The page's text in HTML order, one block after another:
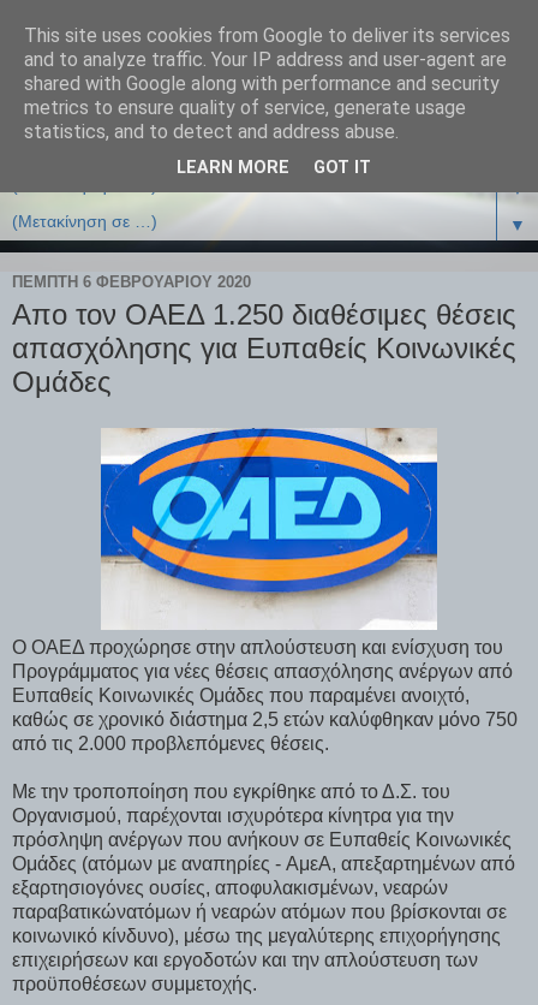
▼
▼
ΠΈΜΠΤΗ 6 ΦΕΒΡΟΥΑΡΊΟΥ 2020
Απο τον ΟΑΕΔ 1.250 διαθέσιμες θέσεις
απασχόλησης για Ευπαθείς Κοινωνικές
Ομάδες
Ο ΟΑΕΔ προχώρησε στην απλούστευση και ενίσχυση του
Προγράμματος για νέες θέσεις απασχόλησης ανέργων από
Ευπαθείς Κοινωνικές Ομάδες που παραμένει ανοιχτό,
καθώς σε χρονικό διάστημα 2,5 ετών καλύφθηκαν μόνο 750
από τις 2.000 προβλεπόμενες θέσεις.
Με την τροποποίηση που εγκρίθηκε από το Δ.Σ. του
Οργανισμού, παρέχονται ισχυρότερα κίνητρα για την
πρόσληψη ανέργων που ανήκουν σε Ευπαθείς Κοινωνικές
Ομάδες (ατόμων με αναπηρίες - AμεΑ, απεξαρτημένων από
εξαρτησιογόνες ουσίες, αποφυλακισμένων, νεαρών
παραβατικώνατόμων ή νεαρών ατόμων που βρίσκονται σε
κοινωνικό κίνδυνο), μέσω της μεγαλύτερης επιχορήγησης
επιχειρήσεων και εργοδοτών και την απλούστευση των
προϋποθέσεων συμμετοχής.
This site uses cookies from Google to deliver its services
and to analyze traffic. Your IP address and user-agent are
shared with Google along with performance and security
metrics to ensure quality of service, generate usage
statistics, and to detect and address abuse.
LEARN MORE GOT IT